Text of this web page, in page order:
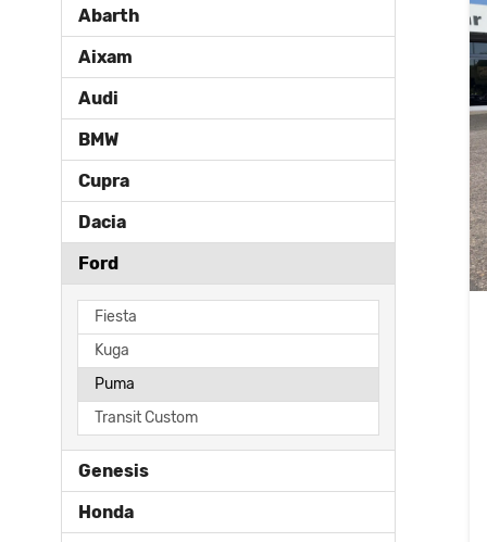
Abarth
Aixam
Audi
BMW
Cupra
Dacia
Ford
Fiesta
Kuga
Puma
Transit Custom
Genesis
Honda